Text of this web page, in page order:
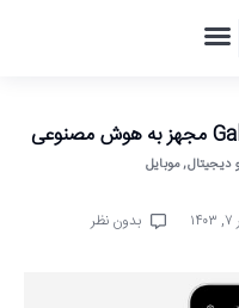
دیجیتال,موبایل
بدون نظر